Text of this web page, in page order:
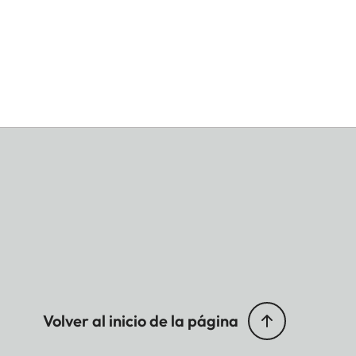
Volver al inicio de la página